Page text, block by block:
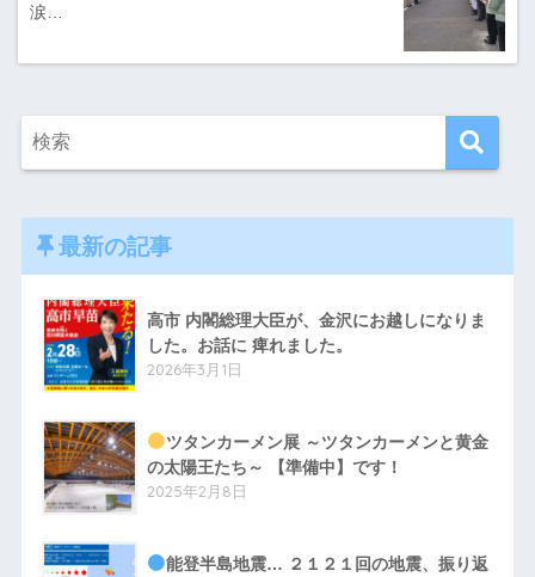
涙…
最新の記事
高市 内閣総理大臣が、金沢にお越しになりま
した。お話に 痺れました。
2026年3月1日
ツタンカーメン展 ～ツタンカーメンと黄金
の太陽王たち～ 【準備中】です！
2025年2月8日
能登半島地震… ２１２１回の地震、振り返